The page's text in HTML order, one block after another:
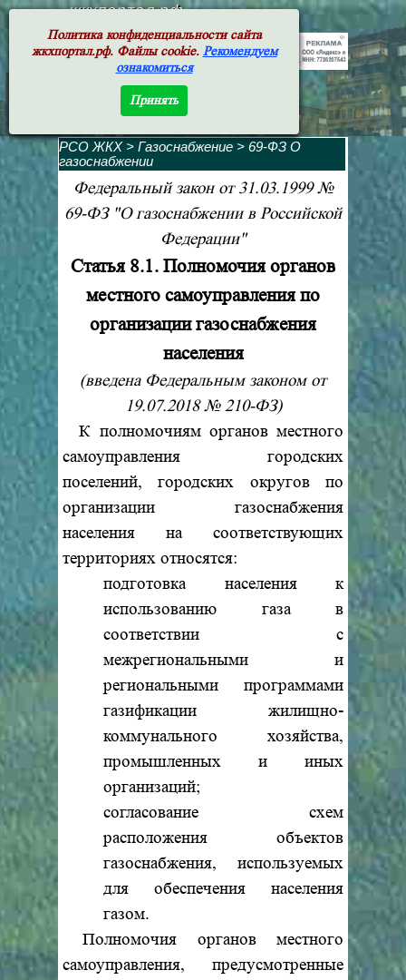
жкхпортал.рф
РСО ЖКХ> Газоснабжение > 69-ФЗ О
газоснабжении
Федеральный закон от 31.03.1999 №
69-ФЗ "О газоснабжении в Российской
Федерации"
Статья 8.1. Полномочия органов
местного самоуправления по
организации газоснабжения
населения
(введена Федеральным законом от
19.07.2018 № 210-ФЗ)
К полномочиям органов местного
самоуправления городских
поселений, городских округов по
организации газоснабжения
населения на соответствующих
территориях относятся:
подготовка населения к
использованию газа в
соответствии с
межрегиональными и
региональными программами
газификации жилищно-
коммунального хозяйства,
промышленных и иных
организаций;
согласование схем
расположения объектов
газоснабжения, используемых
для обеспечения населения
газом.
Полномочия органов местного
самоуправления, предусмотренные
Политика конфиденциальности сайта
жкхпортал.рф. Файлы cookie. Рекомендуем
ознакомиться
Принять